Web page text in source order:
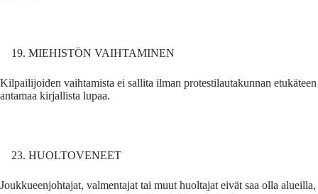
MIEHISTÖN VAIHTAMINEN
Kilpailijoiden vaihtamista ei sallita ilman protestilautakunnan etukäteen
antamaa kirjallista lupaa.
HUOLTOVENEET
Joukkueenjohtajat, valmentajat tai muut huoltajat eivät saa olla alueilla,